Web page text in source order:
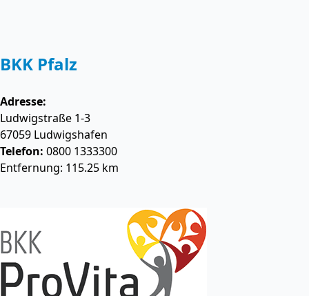
BKK Pfalz
Adresse:
Ludwigstraße 1-3
67059 Ludwigshafen
Telefon: 0800 1333300
Entfernung: 115.25 km